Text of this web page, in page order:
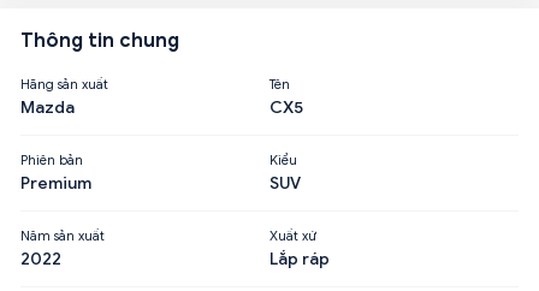
Thông tin chung
Hãng sản xuất
Mazda
Tên
CX5
Phiên bản
Premium
Kiểu
SUV
Năm sản xuất
2022
Xuất xứ
Lắp ráp